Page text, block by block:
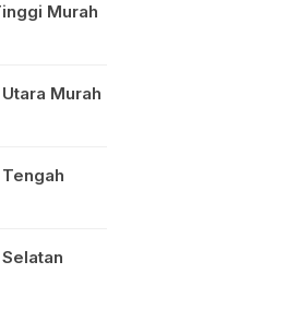
Murah
Murah